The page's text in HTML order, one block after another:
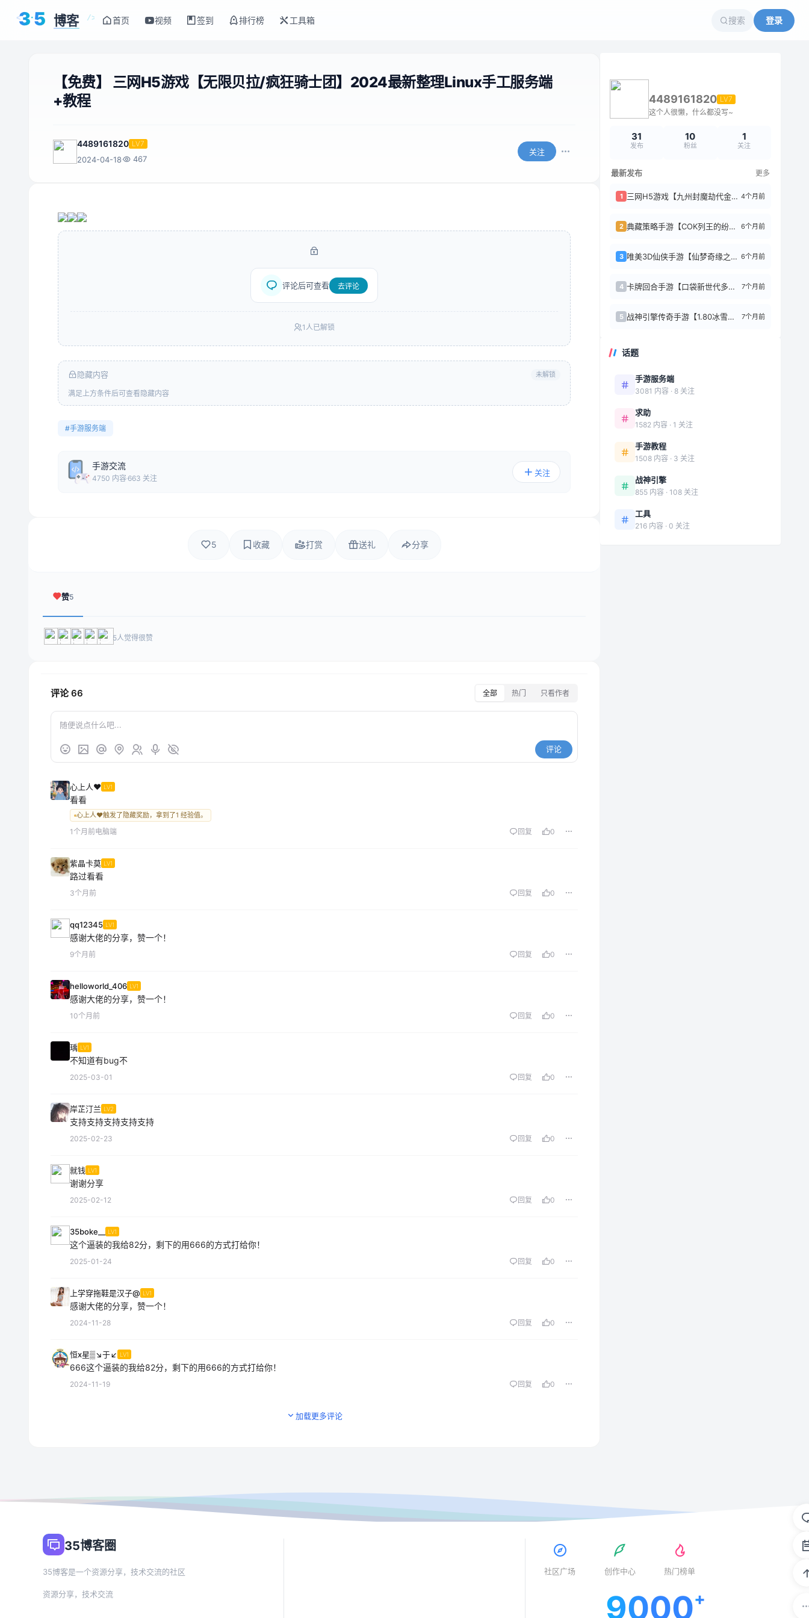
< />
35 博客 首页 视频 签到 排行榜 工具箱 搜索 登录
【免费】 三网H5游戏【无限贝拉/疯狂骑士团】2024最新整理Linux手工服务端
+教程
4489161820 LV7
2024-04-18 467
关注
评论后可查看 去评论
1人已解锁
隐藏内容 未解锁
满足上方条件后可查看隐藏内容
#手游服务端
手游交流
4750 内容 663 关注
关注
5 收藏 打赏 送礼 分享
赞5
5人觉得很赞
评论66 全部 热门 只看作者
评论
心上人❤️ LV1
看看
心上人❤️触发了隐藏奖励，拿到了1 经验值。
1个月前电脑端 回复 0
紫晶卡莫 LV1
路过看看
3个月前 回复 0
qq12345 LV1
感谢大佬的分享，赞一个！
9个月前 回复 0
helloworld_406 LV1
感谢大佬的分享，赞一个！
10个月前 回复 0
瑀 LV1
不知道有bug不
2025-03-01 回复 0
岸芷汀兰 LV2
支持支持支持支持支持
2025-02-23 回复 0
就钱 LV1
谢谢分享
2025-02-12 回复 0
35boke__ LV1
这个逼装的我给82分，剩下的用666的方式打给你！
2025-01-24 回复 0
上学穿拖鞋是汉子@ LV1
感谢大佬的分享，赞一个！
2024-11-28 回复 0
恒x星▒↘于↙ LV1
666这个逼装的我给82分，剩下的用666的方式打给你！
2024-11-19 回复 0
加载更多评论
4489161820 LV7
这个人很懒，什么都没写~
31
发布
10
粉丝
1
关注
最新发布 更多
1 三网H5游戏【九州封魔劫代金券内购定制版】3月最新整理Linux手工服务端+管理... 4个月前
2 典藏策略手游【COK列王的纷争V6.12】最新整理WIN系服务端+安卓+GM后台... 6个月前
3 唯美3D仙侠手游【仙梦奇缘之纪元仙途平台币内购跨服版】2026最新整理Win系服... 6个月前
4 卡牌回合手游【口袋新世代多区跨服内购版】最新整理单机一键即玩镜像端+Linux手... 7个月前
5 战神引擎传奇手游【1.80冰雪传奇70大陆超变版-白猪3.1】最新整理Win系特... 7个月前
话题
手游服务端
3081 内容 · 8 关注
求助
1582 内容 · 1 关注
手游教程
1508 内容 · 3 关注
战神引擎
855 内容 · 108 关注
工具
216 内容 · 0 关注
35博客圈
35博客是一个资源分享，技术交流的社区
资源分享，技术交流
社区广场 创作中心 热门榜单
9000